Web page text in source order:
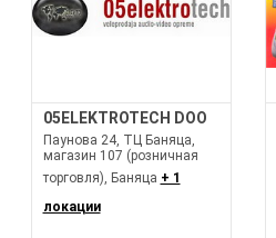
05ELEKTROTECH DOO
Паунова 24, ТЦ Баняца,
магазин 107 (розничная
торговля), Баняца + 1
локации